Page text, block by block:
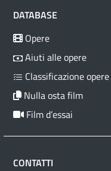
DATABASE
Opere
Aiuti alle opere
Classificazione opere
Nulla osta film
Film d’essai
CONTATTI